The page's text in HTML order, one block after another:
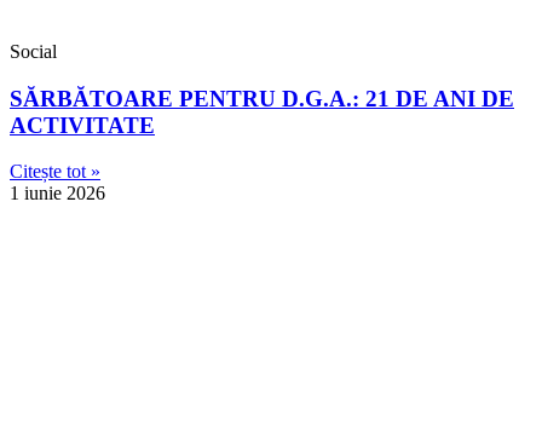
Social
SĂRBĂTOARE PENTRU D.G.A.: 21 DE ANI DE
ACTIVITATE
Citește tot »
1 iunie 2026